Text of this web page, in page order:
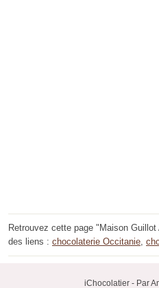
Retrouvez cette page "Maison
des liens : chocolaterie Occitanie
iChocolatier - Par